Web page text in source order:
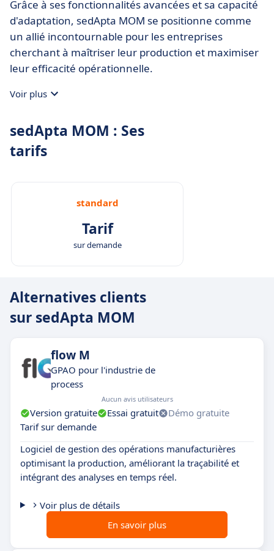
Grâce à ses fonctionnalités avancées et sa capacité
d'adaptation, sedApta MOM se positionne comme
un allié incontournable pour les entreprises
cherchant à maîtriser leur production et maximiser
leur efficacité opérationnelle.
Voir plus
sedApta MOM : Ses
tarifs
standard
Tarif
sur demande
Alternatives clients
sur sedApta MOM
flow M
GPAO pour l'industrie de
process
Aucun avis utilisateurs
Version gratuite Essai gratuit
Démo gratuite
Tarif sur demande
Logiciel de gestion des opérations manufacturières
optimisant la production, améliorant la traçabilité et
intégrant des analyses en temps réel.
Voir plus de détails
En savoir plus